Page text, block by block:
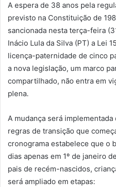
A espera de 38 anos pela
previsto na Constituição de
sancionada nesta terça-feira
Inácio Lula da Silva (PT) a Lei
licença-paternidade de cinco
a nova legislação, um marco
compartilhado, não entra em
plena.
A mudança será
regras de transição que
cronograma estabelece que o
dias apenas em 1º de janeiro
pais de recém-nascidos,
será ampliado em etapas: